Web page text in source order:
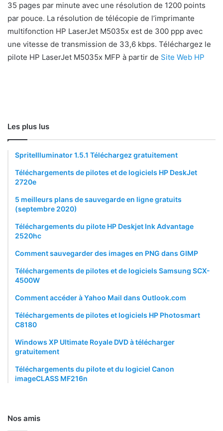
35 pages par minute avec une résolution de 1200 points
par pouce. La résolution de télécopie de l’imprimante
multifonction HP LaserJet M5035x est de 300 ppp avec
une vitesse de transmission de 33,6 kbps. Téléchargez le
pilote HP LaserJet M5035x MFP à partir de Site Web HP
Les plus lus
SpriteIlluminator 1.5.1 Téléchargez gratuitement
Téléchargements de pilotes et de logiciels HP DeskJet
2720e
5 meilleurs plans de sauvegarde en ligne gratuits
(septembre 2020)
Téléchargements du pilote HP Deskjet Ink Advantage
2520hc
Comment sauvegarder des images en PNG dans GIMP
Téléchargements de pilotes et de logiciels Samsung SCX-
4500W
Comment accéder à Yahoo Mail dans Outlook.com
Téléchargements de pilotes et logiciels HP Photosmart
C8180
Windows XP Ultimate Royale DVD à télécharger
gratuitement
Téléchargements du pilote et du logiciel Canon
imageCLASS MF216n
Nos amis